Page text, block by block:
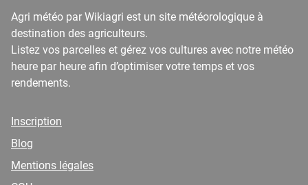
Agri météo par Wikiagri est un site météorologique à
destination des agriculteurs.
Listez vos parcelles et gérez vos cultures avec notre météo
heure par heure afin d’optimiser votre temps et vos
rendements.
Inscription
Blog
Mentions légales